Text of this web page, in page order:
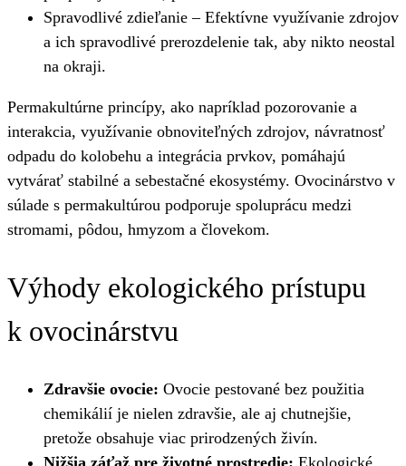
Spravodlivé zdieľanie – Efektívne využívanie zdrojov
a ich spravodlivé prerozdelenie tak, aby nikto neostal
na okraji.
Permakultúrne princípy, ako napríklad pozorovanie a
interakcia, využívanie obnoviteľných zdrojov, návratnosť
odpadu do kolobehu a integrácia prvkov, pomáhajú
vytvárať stabilné a sebestačné ekosystémy. Ovocinárstvo v
súlade s permakultúrou podporuje spoluprácu medzi
stromami, pôdou, hmyzom a človekom.
Výhody ekologického prístupu
k ovocinárstvu
Zdravšie ovocie: Ovocie pestované bez použitia
chemikálií je nielen zdravšie, ale aj chutnejšie,
pretože obsahuje viac prirodzených živín.